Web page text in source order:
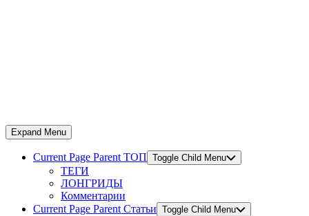
Expand Menu
Current Page Parent ТОП Toggle Child Menu
ТЕГИ
ЛОНГРИДЫ
Комментарии
Current Page Parent Статьи Toggle Child Menu